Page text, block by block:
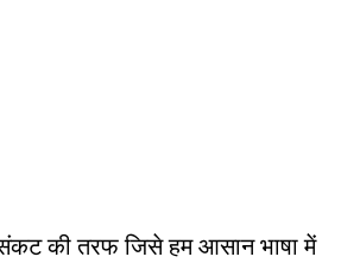
संकट की तरफ जिसे हम आसान भाषा में